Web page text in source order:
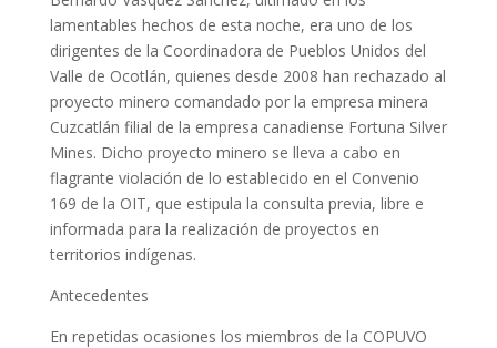
lamentables hechos de esta noche, era uno de los
dirigentes de la Coordinadora de Pueblos Unidos del
Valle de Ocotlán, quienes desde 2008 han rechazado al
proyecto minero comandado por la empresa minera
Cuzcatlán filial de la empresa canadiense Fortuna Silver
Mines. Dicho proyecto minero se lleva a cabo en
flagrante violación de lo establecido en el Convenio
169 de la OIT, que estipula la consulta previa, libre e
informada para la realización de proyectos en
territorios indígenas.
Antecedentes
En repetidas ocasiones los miembros de la COPUVO